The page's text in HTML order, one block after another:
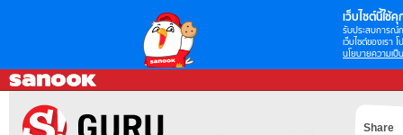
เว็บไซต์นี้ใช้คุ
รับประสบการณ์
เว็บไซต์ของเรา
นโยบายความเป็
Share